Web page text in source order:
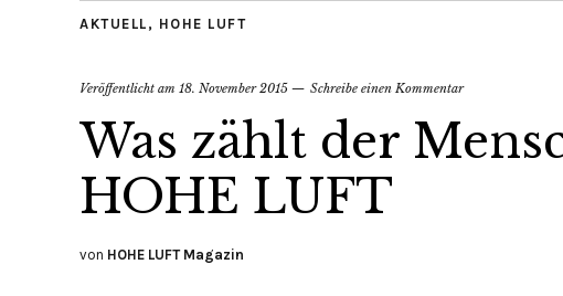
AKTUELL , HOHE LUFT
Veröffentlicht am 18. November 2015 Schreibe einen Kommentar
Was zählt der
HOHE LUFT
von HOHE LUFT Magazin